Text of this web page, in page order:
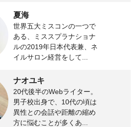
夏海
世界五大ミスコンの一つで
ある、ミススプラナショナ
ルの2019年日本代表兼、ネ
イルサロン経営をして...
ナオユキ
20代後半のWebライター。
男子校出身で、10代の頃は
異性との会話や距離の縮め
方に悩むことが多くあ...